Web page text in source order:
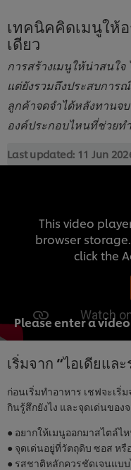
เทคนิคคิดเมนูให้
เดียว
การสร้างเมนูให้น่าสนใจ
แต่ยังรวมถึงประสบกา
ลูกค้าจดจำได้หลังทานจ
องค์ประกอบไหนที่ช่วย
Last updated: 11 Jun
This video
browser
click the
Please enter a
เริ่มจาก “ไอเดียแล
ก่อนเริ่มทำอาหาร เชฟจะเริ่
กินรู้สึกยังไง และจุดเด่นของ
● อยากให้เมนูออกมาสไตล์ไ
● จุดเด่นอยู่ที่วัตถุดิบ ซอส หรื
● รสชาติหลักควรชัดเจนแบ